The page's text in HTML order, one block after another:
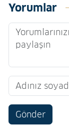
Yorumlar
Gönder